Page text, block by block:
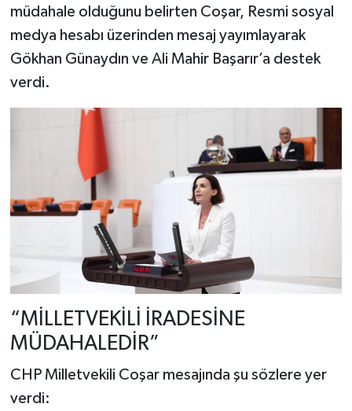
müdahale olduğunu belirten Coşar, Resmi sosyal
medya hesabı üzerinden mesaj yayımlayarak
Gökhan Günaydın ve Ali Mahir Başarır’a destek
verdi.
“MİLLETVEKİLİ İRADESİNE
MÜDAHALEDİR”
CHP Milletvekili Coşar mesajında şu sözlere yer
verdi: